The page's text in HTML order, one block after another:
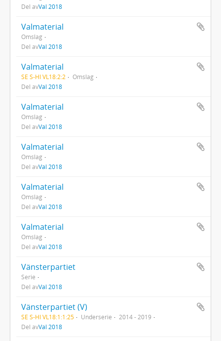
Del avVal 2018
Valmaterial
Omslag
Del avVal 2018
Valmaterial
SE S-HI VL18:2:2
Omslag
Del avVal 2018
Valmaterial
Omslag
Del avVal 2018
Valmaterial
Omslag
Del avVal 2018
Valmaterial
Omslag
Del avVal 2018
Valmaterial
Omslag
Del avVal 2018
Vänsterpartiet
Serie
Del avVal 2018
Vänsterpartiet (V)
SE S-HI VL18:1:1:25 Underserie
2014 - 2019
Del avVal 2018